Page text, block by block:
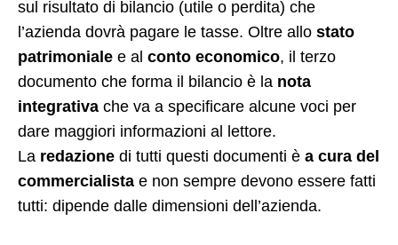
sul risultato di bilancio (utile o perdita) che
l’azienda dovrà pagare le tasse. Oltre allo stato
patrimoniale e al conto economico, il terzo
documento che forma il bilancio è la nota
integrativa che va a specificare alcune voci per
dare maggiori informazioni al lettore.
La redazione di tutti questi documenti è a cura del
commercialista e non sempre devono essere fatti
tutti: dipende dalle dimensioni dell’azienda.